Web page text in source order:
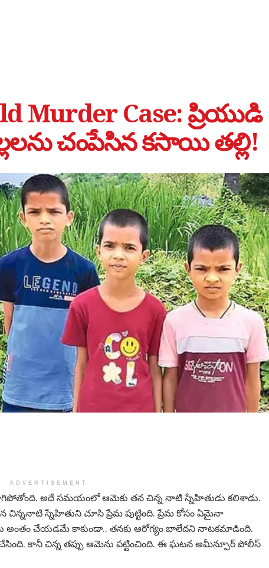
Murder Case: ప్రియుడి
చంపేసిన కసాయి తల్లి!
ADVERTISEMENT
అదే సమయంలో ఆమెకు తన చిన్న నాటి స్నేహితుడు కలిశాడు.
స్నేహితుని చూసి ప్రేమ పుట్టింది. ప్రేమ కోసం ఏమైనా
అంతం చేయడమే కాకుండా.. తనకు ఆరోగ్యం బాలేదని నాటకమాడింది.
కానీ చిన్న తప్పు ఆమెను పట్టించింది. ఈ ఘటన అమీన్పూర్ పోలీస్